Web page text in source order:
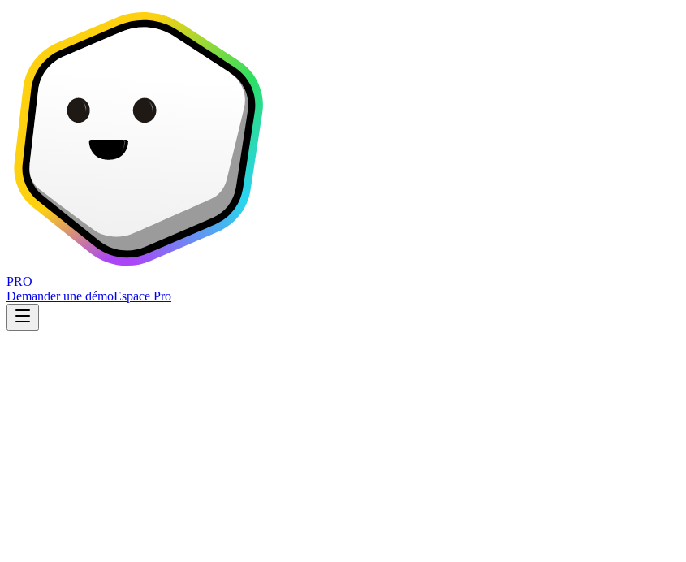
PRO
Demander une démoEspace Pro